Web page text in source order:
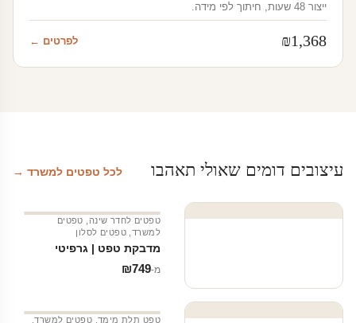
ייצור 48 שעות, חיתוך לפי מידה.
₪1,368 לפרטים ←
עיצובים דומים שאולי תאהבו לכל טפטים למשרד →
טפטים לחדר שינה
טפטים
למשרד טפטים לסלון
מדבקת טפט | גרפיטי
מ‑ ₪749
טפט תלת מימד טפטים למשרד,